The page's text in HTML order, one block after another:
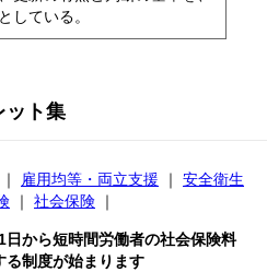
している。
ット集
｜ 雇用均等・両立支援 ｜ 安全衛生
｜ 社会保険 ｜
日から短時間労働者の社会保険料
る制度が始まります